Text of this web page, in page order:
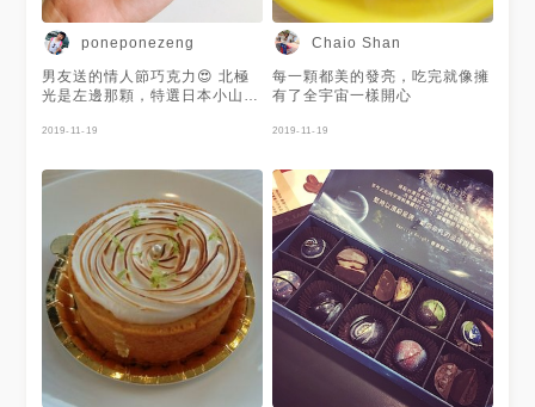
poneponezeng
男友送的情人節巧克力😍 北極
光是左邊那顆，特選日本小山
顆，黑醋栗果凍-73%深黑苦甜
2019-11-19
Chaio Shan
每一顆都美的發亮，吃完就像擁
有了全宇宙一樣開心
2019-11-19